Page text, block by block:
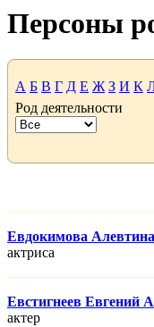
Персоны
А Б В Г Д Е Ж З И К
Род деятельности
Евдокимова
актриса
Евстигнеев Евгений
актер